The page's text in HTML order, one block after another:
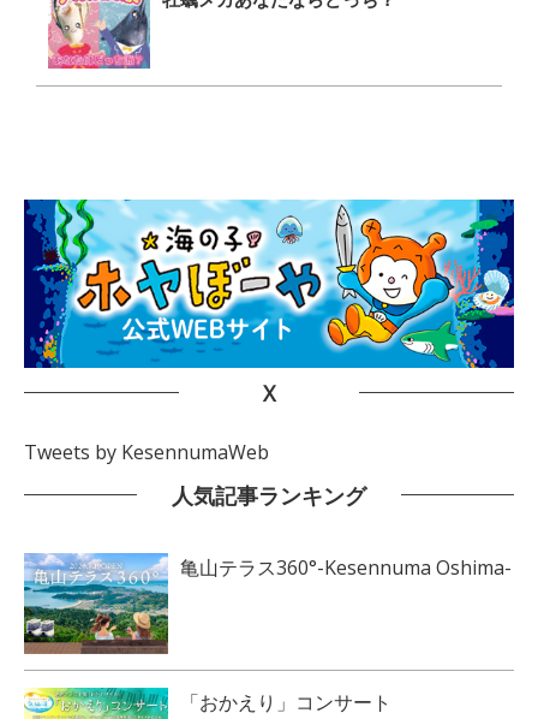
X
Tweets by KesennumaWeb
人気記事ランキング
亀山テラス360°-Kesennuma Oshima-
「おかえり」コンサート